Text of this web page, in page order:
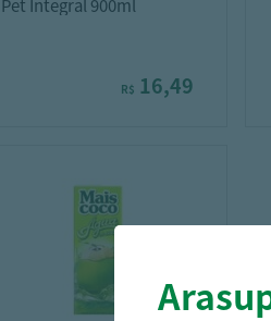
Pet Integral 900ml
R$ 16,49